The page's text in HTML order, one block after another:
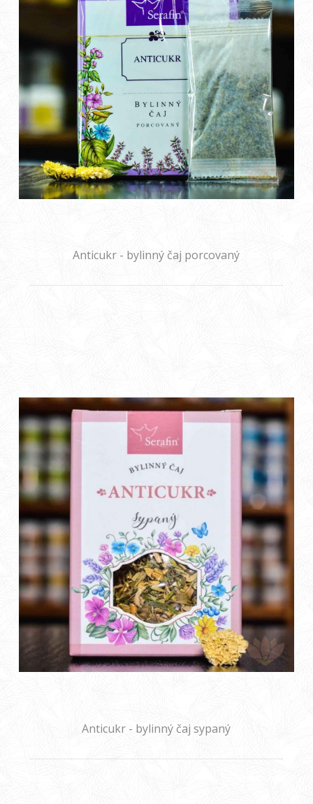
Anticukr - bylinný čaj porcovaný
Anticukr - bylinný čaj sypaný